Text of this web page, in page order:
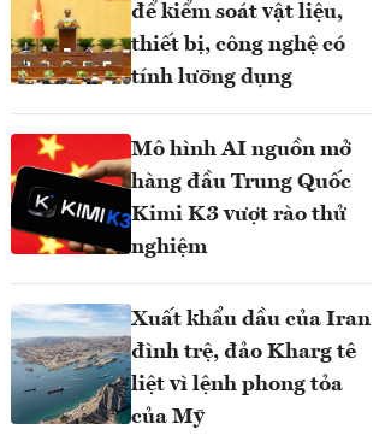
để kiểm soát vật liệu,
thiết bị, công nghệ có
tính lưỡng dụng
Mô hình AI nguồn mở
hàng đầu Trung Quốc
Kimi K3 vượt rào thử
nghiệm
Xuất khẩu dầu của Iran
đình trệ, đảo Kharg tê
liệt vì lệnh phong tỏa
của Mỹ